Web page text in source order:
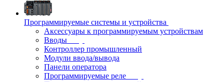
Программируемые системы и устройства
Аксессуары к программируемым устройствам
Вводы
Контроллер промышленный
Модули ввода/вывода
Панели оператора
Программируемые реле